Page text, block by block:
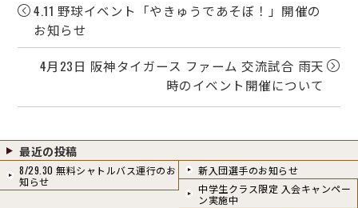
4.11 野球イベント「やきゅうであそぼ！」開催の
お知らせ
4月23日 阪神タイガース ファーム 交流試合 雨天
時のイベント開催について
最近の投稿
8/29.30 無料シャトルバス運行のお
知らせ
新入団選手のお知らせ
中学生クラス限定 入会キャンペー
ン実施中